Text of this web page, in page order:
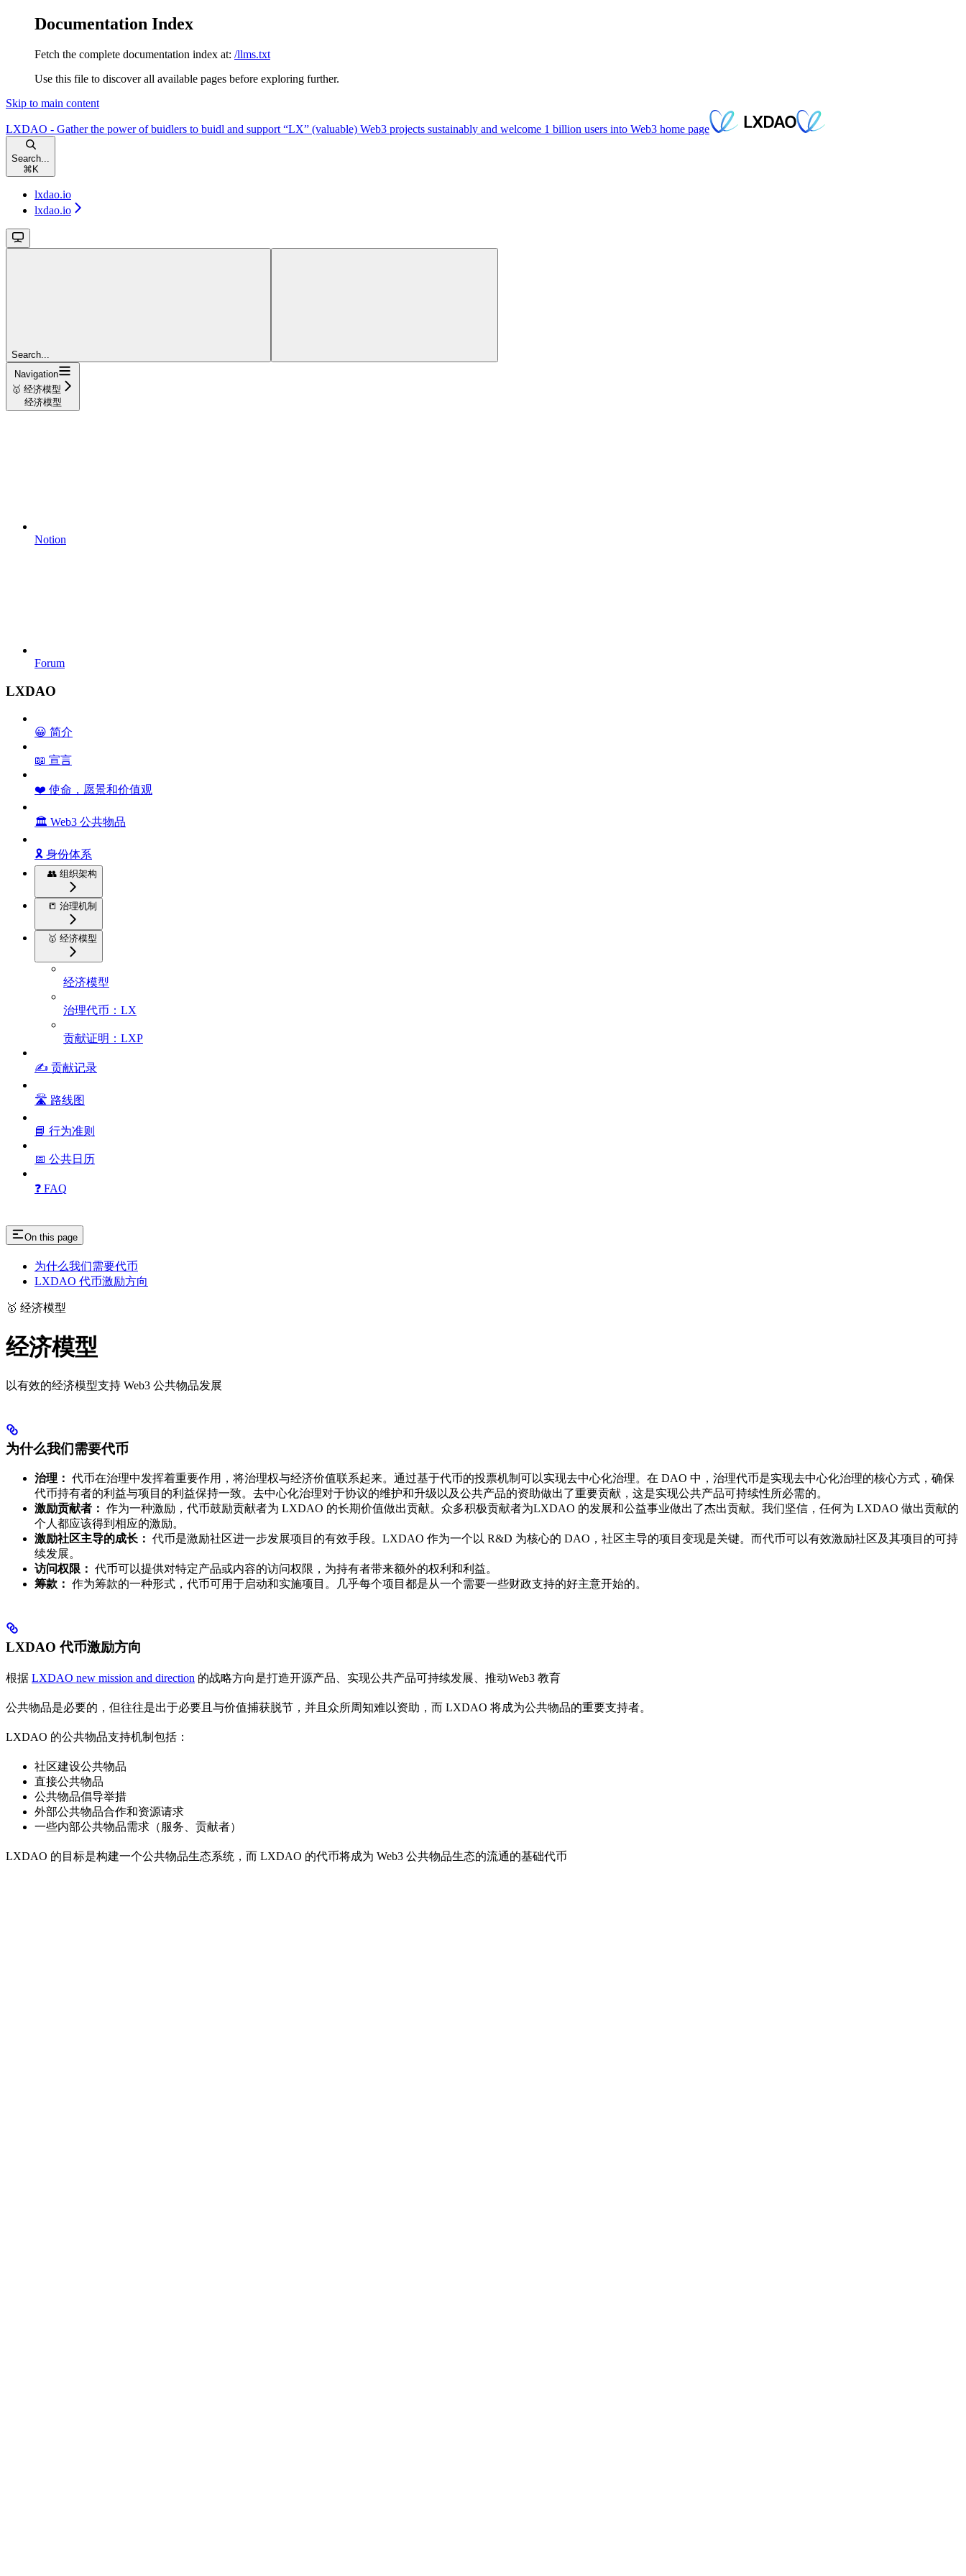
Documentation Index
Fetch the complete documentation index at: /llms.txt
Use this file to discover all available pages before exploring further.
Skip to main content
LXDAO - Gather the power of buidlers to buidl and support “LX” (valuable) Web3 projects sustainably and welcome 1 billion users into Web3 home page
Search...
⌘ K
lxdao.io
lxdao.io
Search...
Navigation
🥇 经济模型
经济模型
Notion
Forum
LXDAO
😀 简介
📖 宣言
❤️ 使命，愿景和价值观
🏛️ Web3 公共物品
🎗️ 身份体系
👥 组织架构
📒 治理机制
🥇 经济模型
经济模型
治理代币：LX
贡献证明：LXP
✍️ 贡献记录
🛣️ 路线图
📘 行为准则
📅 公共日历
❓ FAQ
On this page
为什么我们需要代币
LXDAO 代币激励方向
🥇 经济模型
经济模型
以有效的经济模型支持 Web3 公共物品发展
为什么我们需要代币
治理： 代币在治理中发挥着重要作用，将治理权与经济价值联系起来。通过基于代币的投票机制可以实现去中心化治理。在 DAO 中，治理代币是实现去中心化治理的核心方式，确保
代币持有者的利益与项目的利益保持一致。去中心化治理对于协议的维护和升级以及公共产品的资助做出了重要贡献，这是实现公共产品可持续性所必需的。
激励贡献者： 作为一种激励，代币鼓励贡献者为 LXDAO 的长期价值做出贡献。众多积极贡献者为LXDAO 的发展和公益事业做出了杰出贡献。我们坚信，任何为 LXDAO 做出贡献的
个人都应该得到相应的激励。
激励社区主导的成长： 代币是激励社区进一步发展项目的有效手段。LXDAO 作为一个以 R&D 为核心的 DAO，社区主导的项目变现是关键。而代币可以有效激励社区及其项目的可持
续发展。
访问权限： 代币可以提供对特定产品或内容的访问权限，为持有者带来额外的权利和利益。
筹款： 作为筹款的一种形式，代币可用于启动和实施项目。几乎每个项目都是从一个需要一些财政支持的好主意开始的。
LXDAO 代币激励方向
根据 LXDAO new mission and direction 的战略方向是打造开源产品、实现公共产品可持续发展、推动Web3 教育
公共物品是必要的，但往往是出于必要且与价值捕获脱节，并且众所周知难以资助，而 LXDAO 将成为公共物品的重要支持者。
LXDAO 的公共物品支持机制包括：
社区建设公共物品
直接公共物品
公共物品倡导举措
外部公共物品合作和资源请求
一些内部公共物品需求（服务、贡献者）
LXDAO 的目标是构建一个公共物品生态系统，而 LXDAO 的代币将成为 Web3 公共物品生态的流通的基础代币